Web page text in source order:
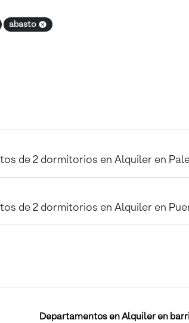
abasto
de 2 dormitorios en Alquiler en
de 2 dormitorios en Alquiler en
Departamentos en Alquiler en